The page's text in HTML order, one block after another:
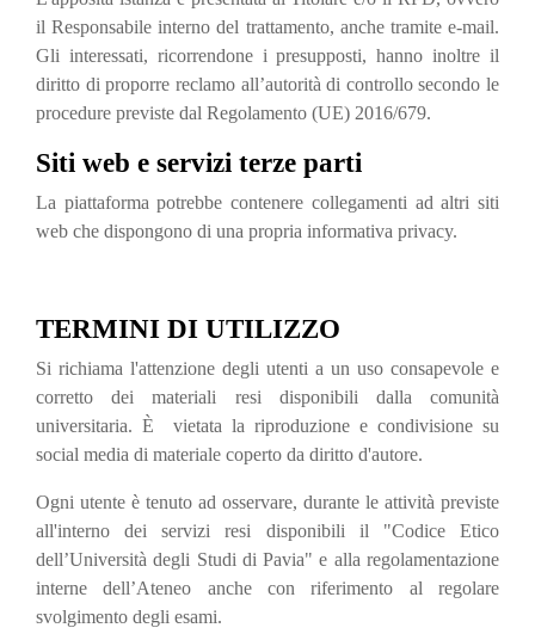
il Responsabile interno del trattamento, anche tramite e-mail.
Gli interessati, ricorrendone i presupposti, hanno inoltre il
diritto di proporre reclamo all’autorità di controllo secondo le
procedure previste dal Regolamento (UE) 2016/679.
Siti web e servizi terze parti
La piattaforma potrebbe contenere collegamenti ad altri siti
web che dispongono di una propria informativa privacy.
TERMINI DI UTILIZZO
Si richiama l'attenzione degli utenti a un uso consapevole e
corretto dei materiali resi disponibili dalla comunità
universitaria. È vietata la riproduzione e condivisione su
social media di materiale coperto da diritto d'autore.
Ogni utente è tenuto ad osservare, durante le attività previste
all'interno dei servizi resi disponibili il "Codice Etico
dell’Università degli Studi di Pavia" e alla regolamentazione
interne dell’Ateneo anche con riferimento al regolare
svolgimento degli esami.